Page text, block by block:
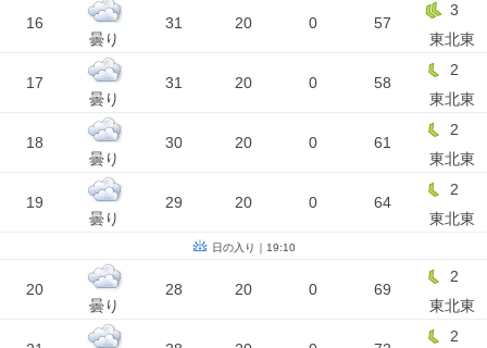
16
曇り
31 20 0 57
3
東北東
17
曇り
31 20 0 58
2
東北東
18
曇り
30 20 0 61
2
東北東
19
曇り
29 20 0 64
2
東北東
日の入り｜19:10
20
曇り
28 20 0 69
2
東北東
2